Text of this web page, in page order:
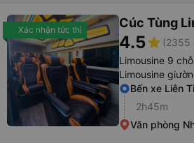
Xác nhận tức thì Cúc Tùng
4.5star (2355
Limousine 9 chỗ
Limousine
Bến xe Liên
2h45m
Văn phòng